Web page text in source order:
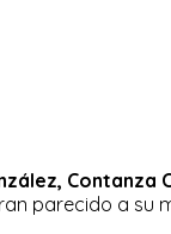
Contanza
parecido a su